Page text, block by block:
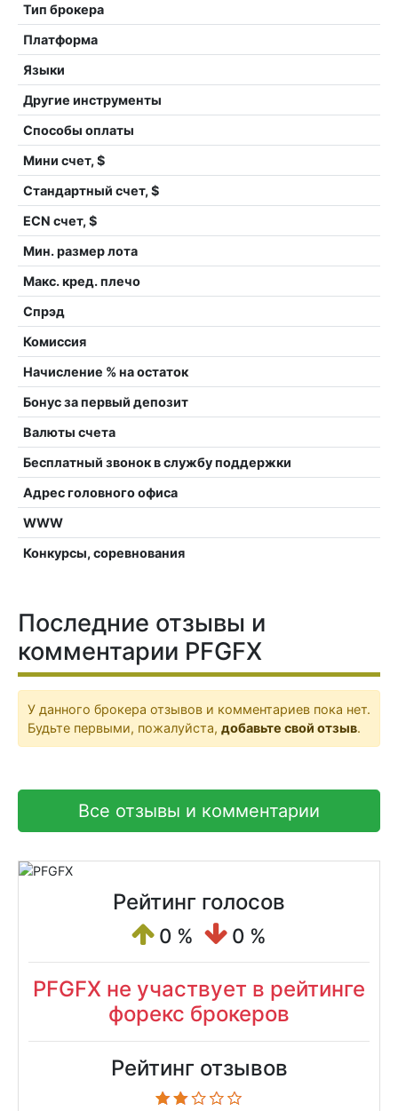
Тип брокера
Платформа
Языки
Другие инструменты
Способы оплаты
Мини счет, $
Стандартный счет, $
ECN счет, $
Мин. размер лота
Макс. кред. плечо
Спрэд
Комиссия
Начисление % на остаток
Бонус за первый депозит
Валюты счета
Бесплатный звонок в службу поддержки
Адрес головного офиса
WWW
Конкурсы, соревнования
Последние отзывы и
комментарии PFGFX
У данного брокера отзывов и комментариев пока нет.
Будьте первыми, пожалуйста, добавьте свой отзыв.
Все отзывы и комментарии
Рейтинг голосов
0 % 0 %
PFGFX не участвует в рейтинге
форекс брокеров
Рейтинг отзывов